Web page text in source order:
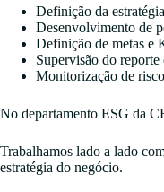
Definição da
Desenvolvimento de
Definição de metas e
Supervisão do reporte
Monitorização de
No departamento ESG da
Trabalhamos lado a lado
estratégia do negócio.